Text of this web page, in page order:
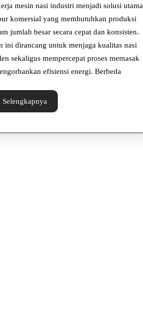
mesin nasi industri menjadi solusi utama
komersial yang membutuhkan produksi
jumlah besar secara cepat dan konsisten.
ini dirancang untuk menjaga kualitas nasi
sekaligus mempercepat proses memasak
efisiensi energi. Berbeda
Selengkapnya
Selengkapnya